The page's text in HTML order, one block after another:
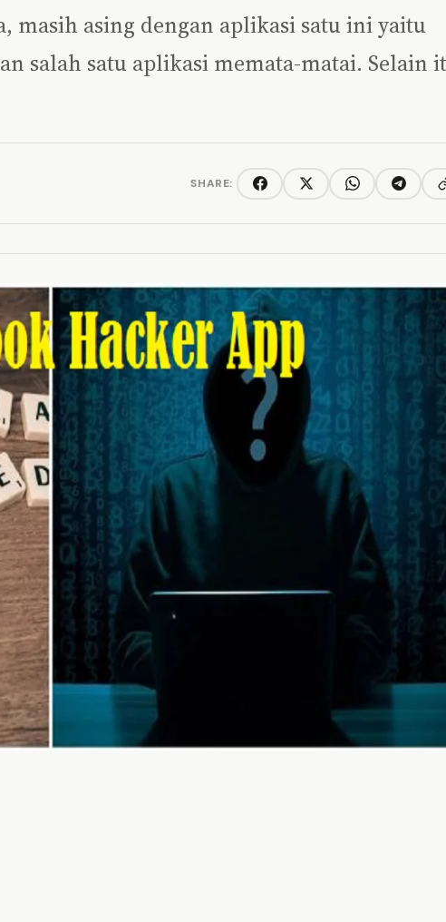
masih asing dengan aplikasi satu ini yaitu
salah satu aplikasi memata-matai. Selain
SHARE: FacebookTwitter/XWhatsAppTelegram